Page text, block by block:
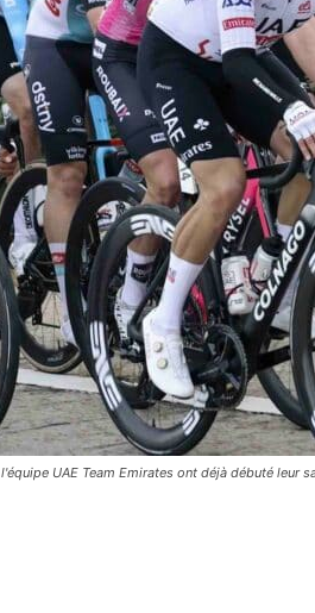
UAE Team Emirates ont déjà débuté leur